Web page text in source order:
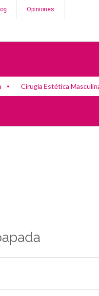
Opiniones
Cirugía Estética